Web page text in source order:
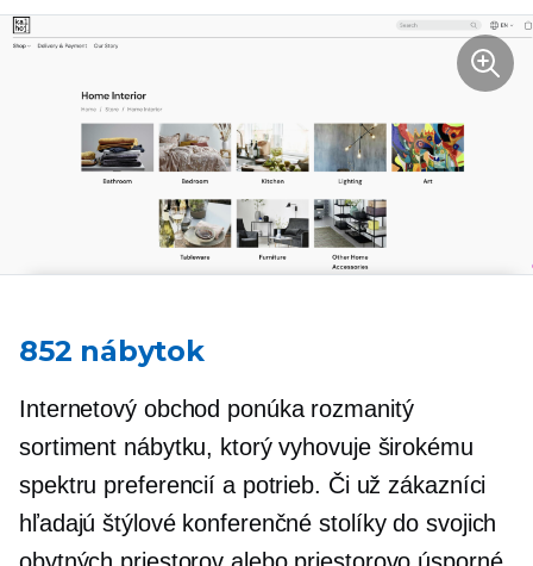
852 nábytok
Internetový obchod ponúka rozmanitý
sortiment nábytku, ktorý vyhovuje širokému
spektru preferencií a potrieb. Či už zákazníci
hľadajú štýlové konferenčné stolíky do svojich